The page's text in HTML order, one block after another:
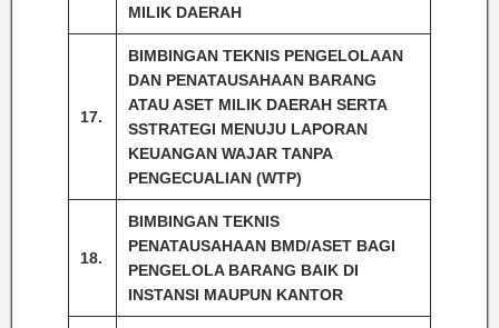
MILIK DAERAH
17.
BIMBINGAN TEKNIS PENGELOLAAN
DAN PENATAUSAHAAN BARANG
ATAU ASET MILIK DAERAH SERTA
SSTRATEGI MENUJU LAPORAN
KEUANGAN WAJAR TANPA
PENGECUALIAN (WTP)
18.
BIMBINGAN TEKNIS
PENATAUSAHAAN BMD/ASET BAGI
PENGELOLA BARANG BAIK DI
INSTANSI MAUPUN KANTOR